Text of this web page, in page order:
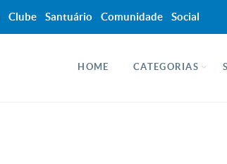
HOME CATEGORIAS
Clube Santuário Comunidade Social